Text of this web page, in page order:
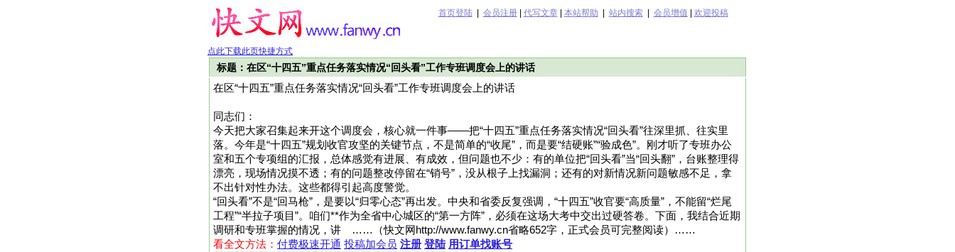
首页登陆| 会员注册| 代写文章| 本站帮助 站内搜索| 会员增值 欢迎投稿
点此下载此页快捷方式
标题：在区“十四五”重点任务落实情况“回头看”工作专班调度会上的讲话
在区“十四五”重点任务落实情况“回头看”工作专班调度会上的讲话
同志们：
今天把大家召集起来开这个调度会，核心就一件事——把“十四五”重点任务落实情况“回头看”往深里抓、往实里
落。今年是“十四五”规划收官攻坚的关键节点，不是简单的“收尾”，而是要“结硬账”“验成色”。刚才听了专班办公
室和五个专项组的汇报，总体感觉有进展、有成效，但问题也不少：有的单位把“回头看”当“回头翻”，台账整理得
漂亮，现场情况摸不透；有的问题整改停留在“销号”，没从根子上找漏洞；还有的对新情况新问题敏感不足，拿
不出针对性办法。这些都得引起高度警觉。
“回头看”不是“回马枪”，是要以“归零心态”再出发。中央和省委反复强调，“十四五”收官要“高质量”，不能留“烂尾
工程”“半拉子项目”。咱们**作为全省中心城区的“第一方阵”，必须在这场大考中交出过硬答卷。下面，我结合近期
调研和专班掌握的情况，讲 ……（快文网http://www.fanwy.cn省略652字，正式会员可完整阅读）……
看全文方法： 付费极速开通 投稿加会员 注册 登陆 用订单找账号